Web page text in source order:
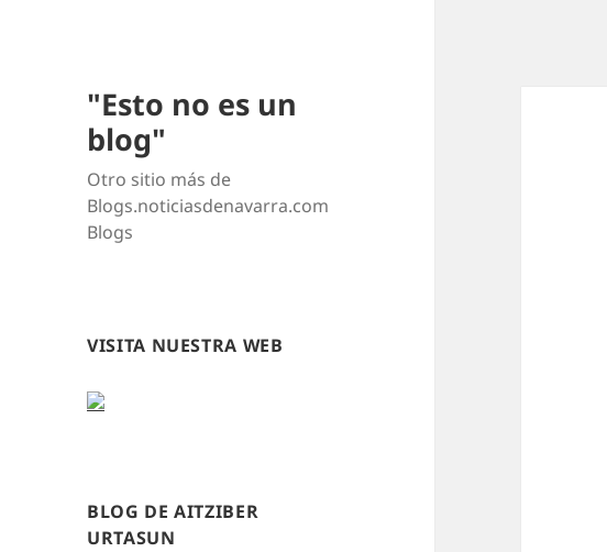
"Esto no es un
blog"
Otro sitio más de
Blogs.noticiasdenavarra.com
Blogs
VISITA NUESTRA WEB
BLOG DE AITZIBER
URTASUN